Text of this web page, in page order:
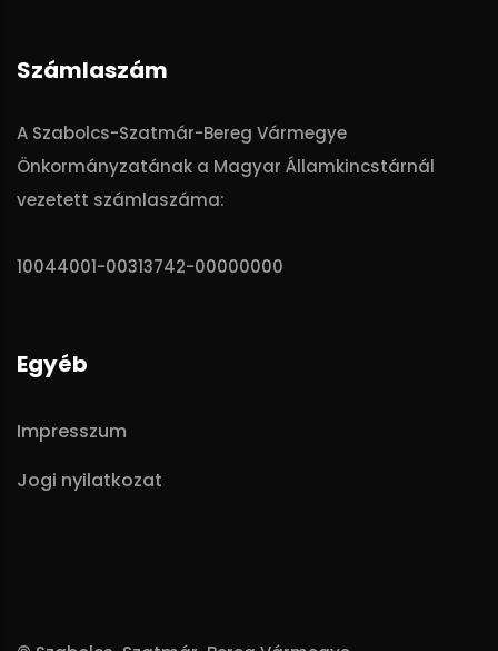
Számlaszám
A Szabolcs-Szatmár-Bereg Vármegye
Önkormányzatának a Magyar Államkincstárnál
vezetett számlaszáma:
10044001-00313742-00000000
Egyéb
Impresszum
Jogi nyilatkozat